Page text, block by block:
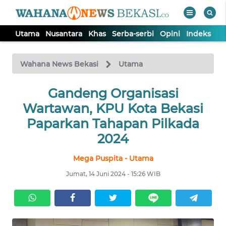
Utama Nusantara Khas Serba-serbi Opini Indeks
Wahana News Bekasi Utama
Gandeng Organisasi
Wartawan, KPU Kota Bekasi
Paparkan Tahapan Pilkada
2024
Mega Puspita - Utama
Jumat, 14 Juni 2024 - 15:26 WIB
TV
Tutup
NUSANTARA
SERBI
OPINI